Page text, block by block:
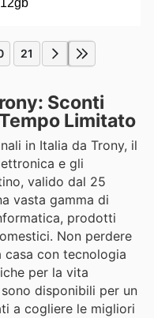
21
Sconti
Limitato
in Italia da Trony, il
e gli
valido dal 25
vasta gamma di
prodotti
Non perdere
con tecnologia
per la vita
disponibili per un
a cogliere le migliori